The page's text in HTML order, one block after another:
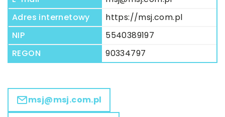
Adres internetowy
https://msj.com.pl
NIP
5540389197
REGON
90334797
msj@msj.com.pl